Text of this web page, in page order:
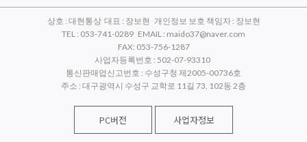
상호 : 대현통상 대표 : 장보현 개인정보 보호 책임자 : 장보현
TEL : 053-741-0289 EMAIL : maido37@naver.com
FAX: 053-756-1287
사업자등록번호 : 502-07-93310
통신판매업신고번호 : 수성구청 제2005-00736호
주소 : 대구광역시 수성구 교학로 11길 73, 102동 2층
PC버전 사업자정보